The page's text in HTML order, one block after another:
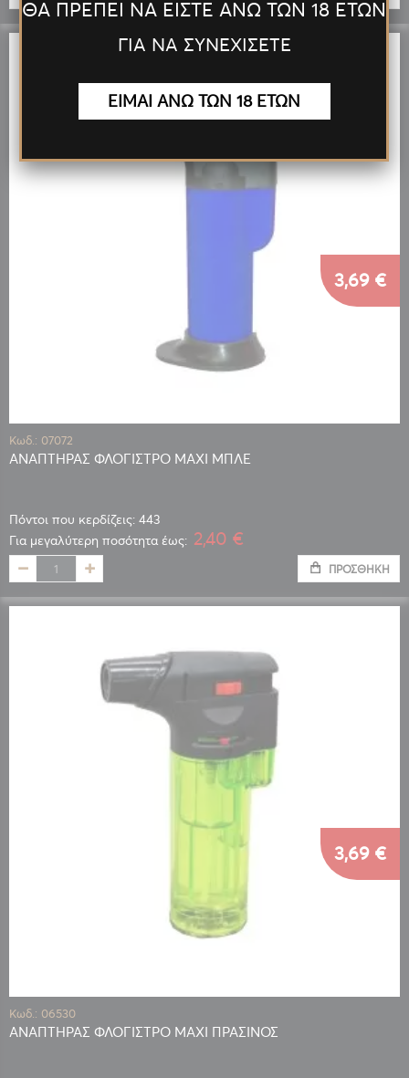
Κωδ.: 07072
ΑΝΑΠΤΗΡΑΣ ΦΛΟΓΙΣΤΡΟ MAXI ΜΠΛΕ
Πόντοι που κερδίζεις: 443
3,69 €
Για μεγαλύτερη ποσότητα έως: 2,40 €
ΠΡΟΣΘΉΚΗ
Κωδ.: 06530
ΑΝΑΠΤΗΡΑΣ ΦΛΟΓΙΣΤΡΟ MAXI ΠΡΑΣΙΝΟΣ
3,69 €
ΘΑ ΠΡΕΠΕΙ ΝΑ ΕΙΣΤΕ ΑΝΩ ΤΩΝ 18 ΕΤΩΝ
ΓΙΑ ΝΑ ΣΥΝΕΧΙΣΕΤΕ
ΕΙΜΑΙ ΑΝΩ ΤΩΝ 18 ΕΤΩΝ